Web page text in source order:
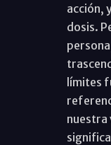
acción,
dosis.
límites
nuestra